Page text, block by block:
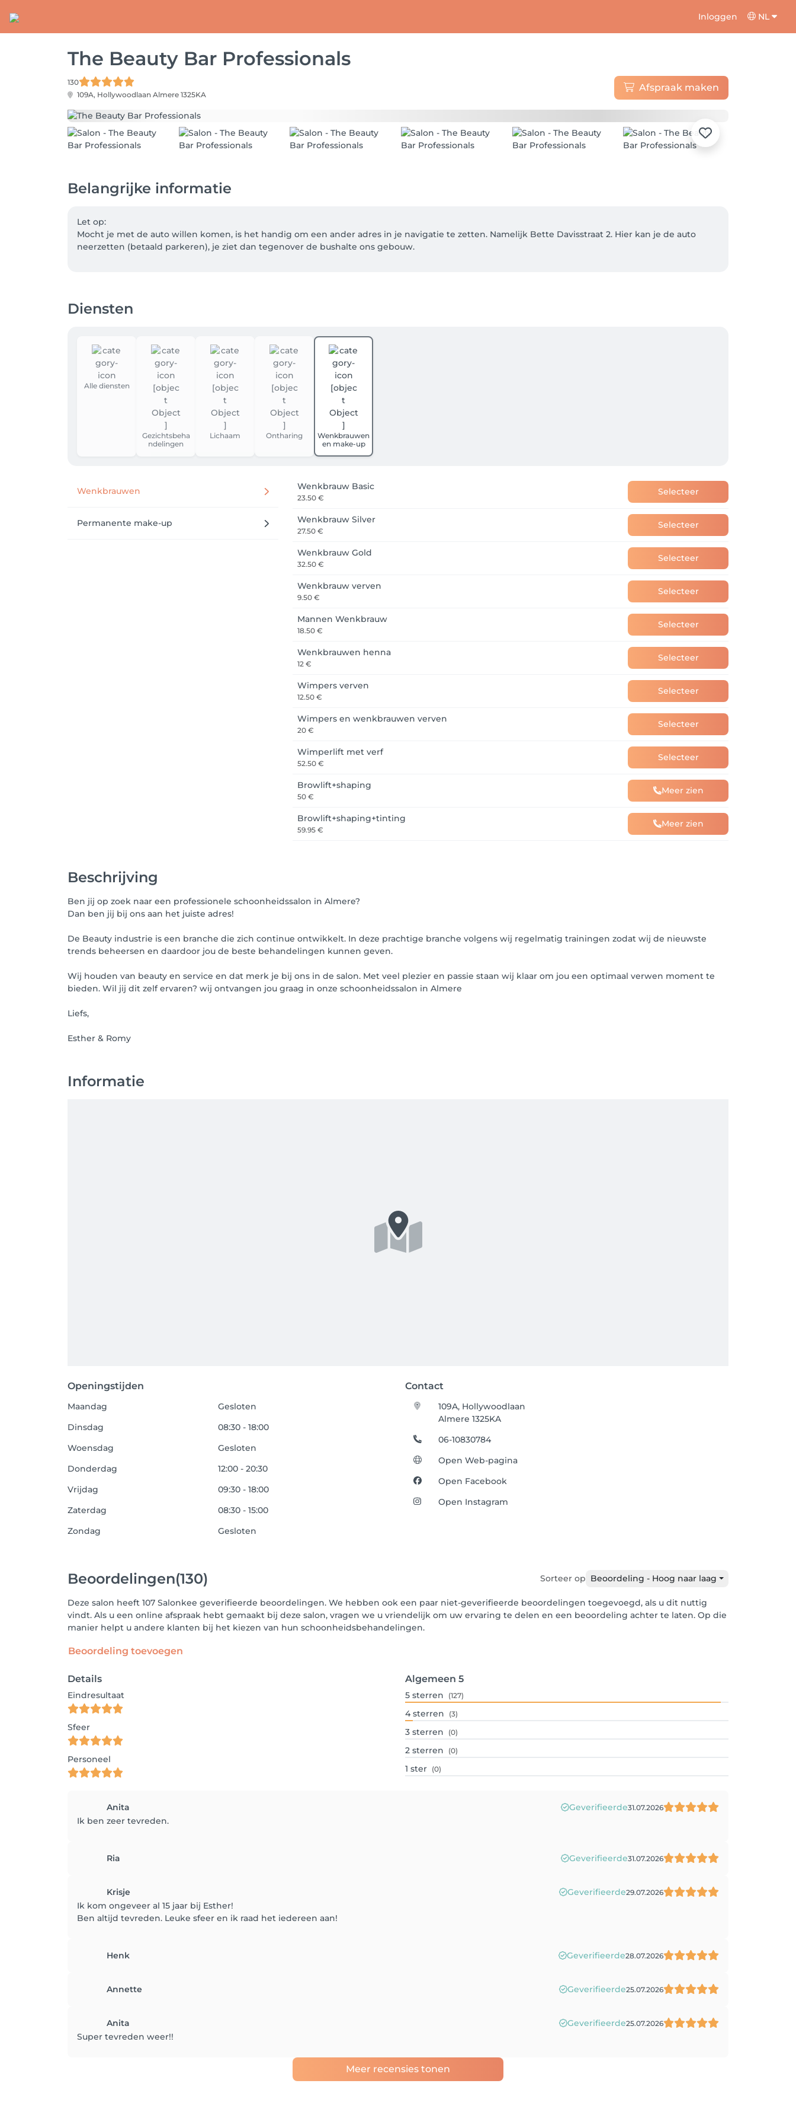
Inloggen NL
The Beauty Bar Professionals
130
109A, Hollywoodlaan Almere 1325KA
Afspraak maken
Belangrijke informatie
Let op:
Mocht je met de auto willen komen, is het handig om een ander adres in je navigatie te zetten. Namelijk Bette Davisstraat 2. Hier kan je de auto
neerzetten (betaald parkeren), je ziet dan tegenover de bushalte ons gebouw.
Diensten
Alle diensten
Gezichtsbeha
ndelingen
Lichaam Ontharing
Wenkbrauwen
en make-up
Wenkbrauwen
Permanente make-up
Wenkbrauw Basic
23.50 €
Selecteer
Wenkbrauw Silver
27.50 €
Selecteer
Wenkbrauw Gold
32.50 €
Selecteer
Wenkbrauw verven
9.50 €
Selecteer
Mannen Wenkbrauw
18.50 €
Selecteer
Wenkbrauwen henna
12 €
Selecteer
Wimpers verven
12.50 €
Selecteer
Wimpers en wenkbrauwen verven
20 €
Selecteer
Wimperlift met verf
52.50 €
Selecteer
Browlift+shaping
50 €
Meer zien
Browlift+shaping+tinting
59.95 €
Meer zien
Beschrijving
Ben jij op zoek naar een professionele schoonheidssalon in Almere?
Dan ben jij bij ons aan het juiste adres!
De Beauty industrie is een branche die zich continue ontwikkelt. In deze prachtige branche volgens wij regelmatig trainingen zodat wij de nieuwste
trends beheersen en daardoor jou de beste behandelingen kunnen geven.
Wij houden van beauty en service en dat merk je bij ons in de salon. Met veel plezier en passie staan wij klaar om jou een optimaal verwen moment te
bieden. Wil jij dit zelf ervaren? wij ontvangen jou graag in onze schoonheidssalon in Almere
Liefs,
Esther & Romy
Informatie
Openingstijden Contact
Maandag
Gesloten
Dinsdag
08:30 - 18:00
Woensdag
Gesloten
Donderdag
12:00 - 20:30
Vrijdag
09:30 - 18:00
Zaterdag
08:30 - 15:00
Zondag
Gesloten
109A, Hollywoodlaan
Almere 1325KA
06-10830784
Open Web-pagina
Open Facebook
Open Instagram
Beoordelingen(130) Sorteer op Beoordeling - Hoog naar laag
Deze salon heeft 107 Salonkee geverifieerde beoordelingen. We hebben ook een paar niet-geverifieerde beoordelingen toegevoegd, als u dit nuttig
vindt. Als u een online afspraak hebt gemaakt bij deze salon, vragen we u vriendelijk om uw ervaring te delen en een beoordeling achter te laten. Op die
manier helpt u andere klanten bij het kiezen van hun schoonheidsbehandelingen.
Beoordeling toevoegen
Details
Eindresultaat
Sfeer
Personeel
Algemeen 5
5 sterren (127)
4 sterren (3)
3 sterren (0)
2 sterren (0)
1 ster (0)
Anita Geverifieerde31.07.2026
Ik ben zeer tevreden.
Ria Geverifieerde31.07.2026
Krisje Geverifieerde29.07.2026
Ik kom ongeveer al 15 jaar bij Esther!
Ben altijd tevreden. Leuke sfeer en ik raad het iedereen aan!
Henk Geverifieerde28.07.2026
Annette Geverifieerde25.07.2026
Anita Geverifieerde25.07.2026
Super tevreden weer!!
Meer recensies tonen